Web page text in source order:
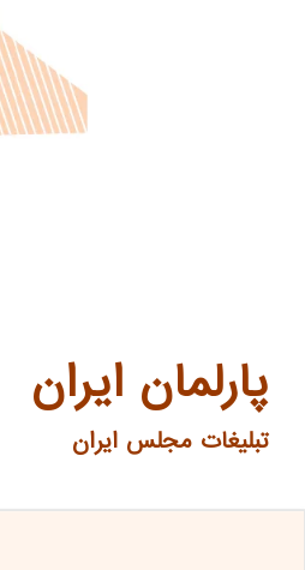
پارلمان ایران
تبلیغات مجلس ایران